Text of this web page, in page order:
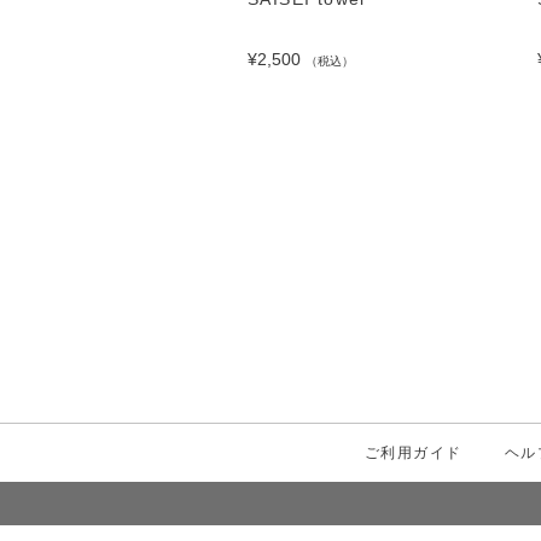
¥2,500 （税込）
ご利用ガイド ヘル